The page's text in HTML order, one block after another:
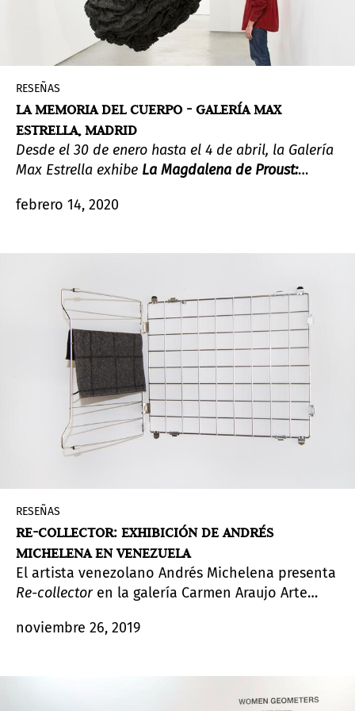
RESEÑAS
LA MEMORIA DEL CUERPO - GALERÍA MAX
ESTRELLA, MADRID
Desde el 30 de enero hasta el 4 de abril, la Galería
Max Estrella exhibe La Magdalena de Proust:
obra de seis artistas internacionales en torno a la
cuerpo, partiendo de la célebre novela de Marcel
febrero 14, 2020
RESEÑAS
RE-COLLECTOR: EXHIBICIÓN DE ANDRÉS
MICHELENA EN VENEZUELA
El artista venezolano Andrés Michelena presenta
Re-collector en la galería Carmen Araujo Arte
la muestra.
noviembre 26, 2019